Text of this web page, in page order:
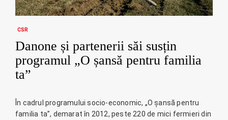
CSR
Danone și partenerii săi susțin
programul „O șansă pentru familia
ta”
În cadrul programului socio-economic, „O șansă pentru
familia ta”, demarat în 2012, peste 220 de mici fermieri din